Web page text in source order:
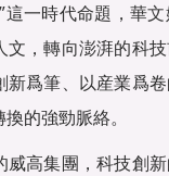
這一時代命題，華
文，轉向澎湃的科
新爲筆、以産業爲
的強勁脈絡。
威高集團，科技創